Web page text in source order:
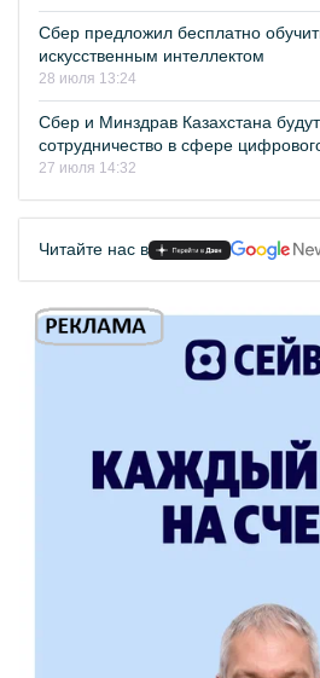
Сбер предложил бесплатно
искусственным интеллектом
28 июля 13:24
Сбер и Минздрав Казахстана
сотрудничество в сфере
27 июля 14:32
Читайте нас в